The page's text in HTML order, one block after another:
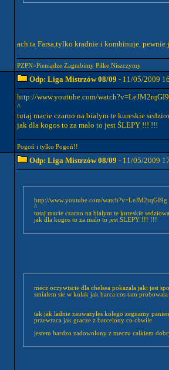
ach ta Farsa,tylko kradnie i kombinuje.
PZPN=Pieniądze Zagrabimy Piłke Niszczymy
Odp: Liga Mistrzów 08/09 - 11/05/2009
http://www.youtube.com/
^
tutaj macie czarno na bialym te kureskie
jak dla kogos to za malo to jest ŚLEPY !!! !!!
Pogoń i tylko Pogoń!!
Odp: Liga Mistrzów 08/09 - 11/05/2009
http://www.youtube.com/watch?v=LeJM2rqGI9g
^
tutaj macie czarno na bialym te kureskie
jak dla kogos to za malo to jest ŚLEPY !!! !!!
mecz oczywiscie dla chelsea pokazala jaki jest
tak jak ladnie zauwazyles kolego zegnamy
przewraca jak gracze z barcelony co chwile
jestem bardzo zadowolony z meczu calkiem